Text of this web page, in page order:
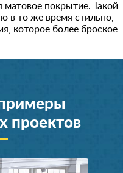
покрытие. Такой
в то же время стильно,
которое более броское
проектов